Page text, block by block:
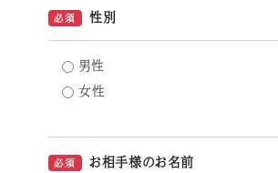
必須 性別
男性
女性
必須 お相手様のお名前